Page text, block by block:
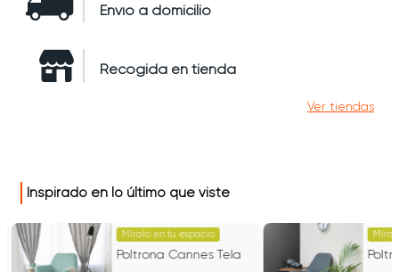
Envío a domicilio
Recogida en tienda
Ver tiendas
Inspirado en lo último que viste
Míralo en tu espacio
Poltrona Cannes Tela